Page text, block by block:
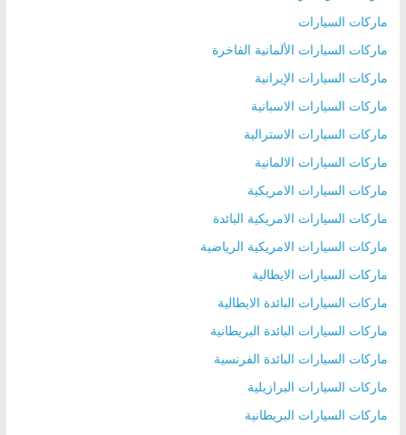
ماركات السيارات
ماركات السيارات الألمانية الفاخرة
ماركات السيارات الإيرانية
ماركات السيارات الاسبانية
ماركات السيارات الاسترالية
ماركات السيارات الالمانية
ماركات السيارات الامريكية
ماركات السيارات الامريكية البائدة
ماركات السيارات الامريكية الرياضية
ماركات السيارات الايطالية
ماركات السيارات البائدة الايطالية
ماركات السيارات البائدة البريطانية
ماركات السيارات البائدة الفرنسية
ماركات السيارات البرازيلية
ماركات السيارات البريطانية